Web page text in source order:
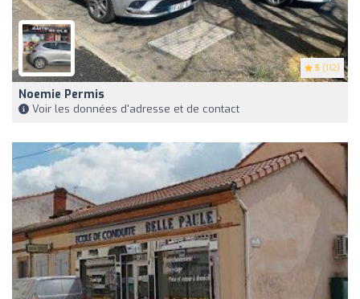
5 (112)
Noemie Permis
Voir les données d'adresse et de contact